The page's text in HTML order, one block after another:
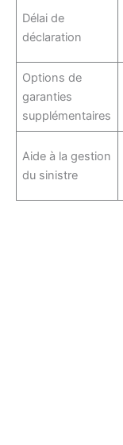
Délai de
déclaration
Options de
garanties
supplémentaires
Aide à la gestion
du sinistre